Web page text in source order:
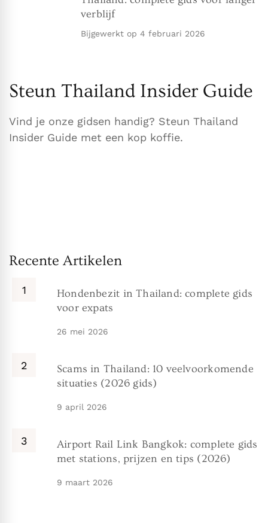
verblijf
Bijgewerkt op 4 februari 2026
Steun Thailand Insider Guide
Vind je onze gidsen handig? Steun Thailand
Insider Guide met een kop koffie.
Recente Artikelen
Hondenbezit in Thailand: complete gids
voor expats
26 mei 2026
Scams in Thailand: 10 veelvoorkomende
situaties (2026 gids)
9 april 2026
Airport Rail Link Bangkok: complete gids
met stations, prijzen en tips (2026)
9 maart 2026